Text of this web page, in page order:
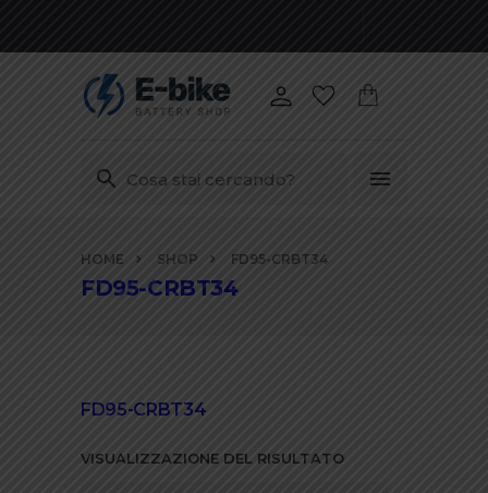
contenuti
HOME SHOP FD95-CRBT34
FD95-CRBT34
FD95-CRBT34
VISUALIZZAZIONE DEL RISULTATO